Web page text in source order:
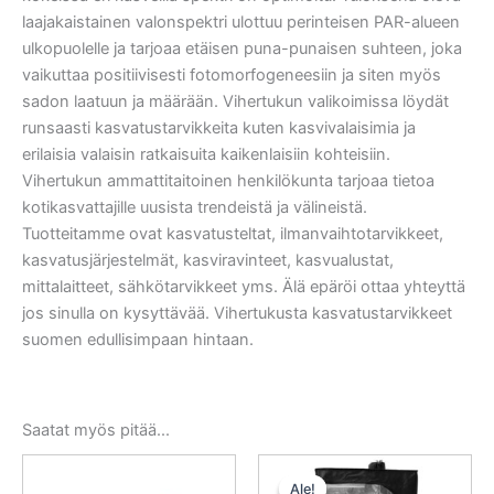
laajakaistainen valonspektri ulottuu perinteisen PAR-alueen
ulkopuolelle ja tarjoaa etäisen puna-punaisen suhteen, joka
vaikuttaa positiivisesti fotomorfogeneesiin ja siten myös
sadon laatuun ja määrään. Vihertukun valikoimissa löydät
runsaasti kasvatustarvikkeita kuten kasvivalaisimia ja
erilaisia valaisin ratkaisuita kaikenlaisiin kohteisiin.
Vihertukun ammattitaitoinen henkilökunta tarjoaa tietoa
kotikasvattajille uusista trendeistä ja välineistä.
Tuotteitamme ovat kasvatusteltat, ilmanvaihtotarvikkeet,
kasvatusjärjestelmät, kasviravinteet, kasvualustat,
mittalaitteet, sähkötarvikkeet yms. Älä epäröi ottaa yhteyttä
jos sinulla on kysyttävää. Vihertukusta kasvatustarvikkeet
suomen edullisimpaan hintaan.
Saatat myös pitää...
Ale!
Ale!
Alkuperäinen
hinta
hinta